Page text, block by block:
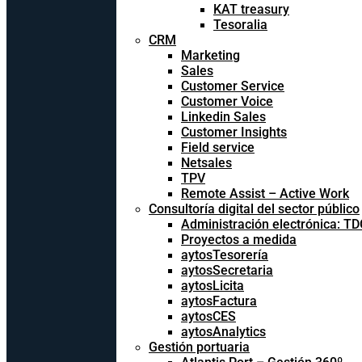
KAT treasury
Tesoralia
CRM
Marketing
Sales
Customer Service
Customer Voice
Linkedin Sales
Customer Insights
Field service
Netsales
TPV
Remote Assist – Active Work
Consultoría digital del sector público
Administración electrónica:
Proyectos a medida
aytosTesorería
aytosSecretaria
aytosLicita
aytosFactura
aytosCES
aytosAnalytics
Gestión portuaria